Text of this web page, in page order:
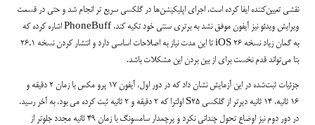
نقشی تعیین‌کننده ایفا کرده است. اجرای اپلیکیشن‌ها در گلکسی سریع تر انجام شد و حتی در قسمت
ویرایش ویدئو نیز آیفون موفق نشد به برتری سنتی خود تکیه کند. PhoneBuff اشاره کرده که
به گمان زیاد نسخه iOS 26 تا این مدت نیاز به اصلاحات اساسی دارد و انتشار کردن نسخه 26.1
بتا می‌تواند قدم نخست برای از بین بردن این مشکلات باشد.
جزئیات ثبت‌شده در این آزمایش نشان داد که در دور اول، آیفون 17 پرو مکس با زمان 2 دقیقه و
16 ثانیه، 14 ثانیه دیرتر از گلکسی S25 اولترا که 2 دقیقه و 2 ثانیه ثبت کرده می بود، به آخر رسید.
در دور دوم نیز اوضاع تحول چندانی نکرد و پرچمدار سامسونگ با زمان 49 ثانیه مجدد جلوتر از